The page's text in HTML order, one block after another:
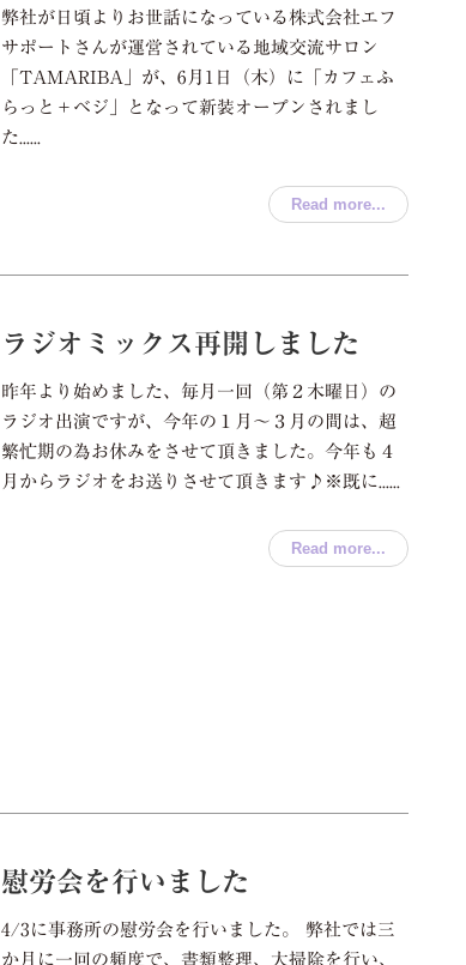
弊社が日頃よりお世話になっている株式会社エフ
サポートさんが運営されている地域交流サロン
「TAMARIBA」が、6月1日（木）に「カフェふ
らっと＋ベジ」となって新装オープンされまし
た......
Read more...
ラジオミックス再開しました
昨年より始めました、毎月一回（第２木曜日）の
ラジオ出演ですが、今年の１月～３月の間は、超
繁忙期の為お休みをさせて頂きました。今年も４
月からラジオをお送りさせて頂きます♪※既に......
Read more...
慰労会を行いました
4/3に事務所の慰労会を行いました。 弊社では三
か月に一回の頻度で、書類整理、大掃除を行い、